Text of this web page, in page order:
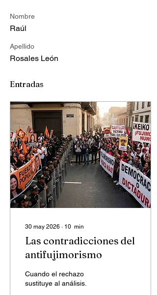
Nombre
Raúl
Apellido
Rosales León
Entradas
30 may 2026 ∙ 10 min
Las contradicciones del
antifujimorismo
Cuando el rechazo
sustituye al análisis.